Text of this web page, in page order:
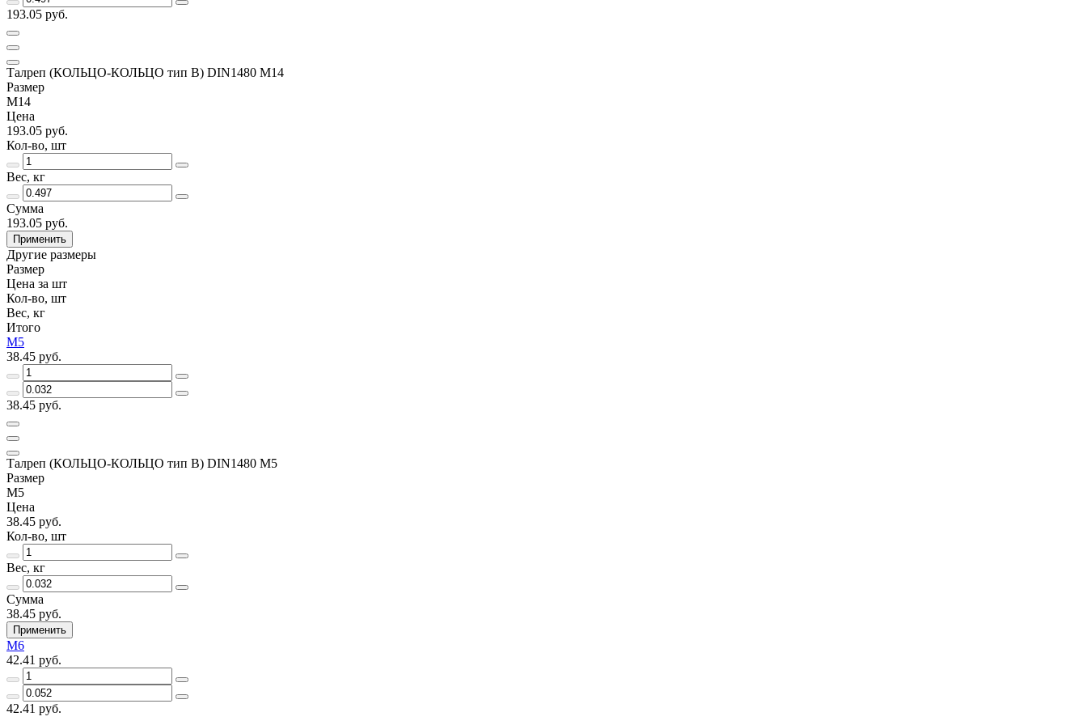
193.05 руб.
Талреп (КОЛЬЦО-КОЛЬЦО тип B) DIN1480 М14
Размер
М14
Цена
193.05 руб.
Кол-во, шт
Вес, кг
Сумма
193.05 руб.
Применить
Другие размеры
Размер
Цена за шт
Кол-во, шт
Вес, кг
Итого
М5
38.45 руб.
38.45 руб.
Талреп (КОЛЬЦО-КОЛЬЦО тип B) DIN1480 М5
Размер
М5
Цена
38.45 руб.
Кол-во, шт
Вес, кг
Сумма
38.45 руб.
Применить
М6
42.41 руб.
42.41 руб.